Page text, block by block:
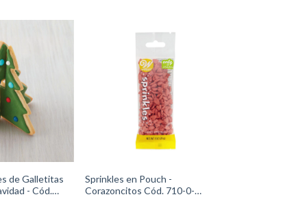
de Galletitas
- Cód.
Sprinkles en Pouch -
Corazoncitos Cód. 710-0-